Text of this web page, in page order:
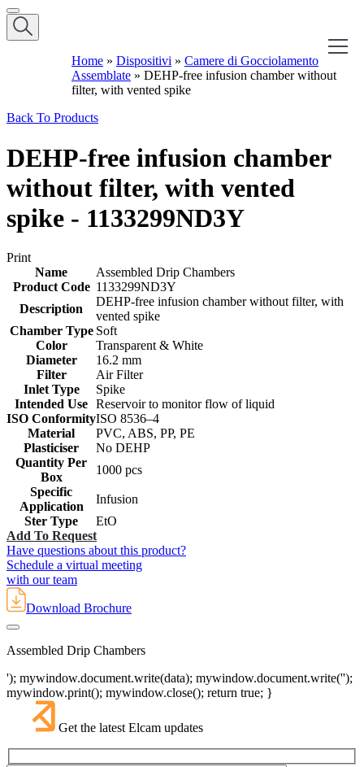
Home » Dispositivi » Camere di Gocciolamento
Assemblate » DEHP-free infusion chamber without
filter, with vented spike
Back To Products
DEHP-free infusion chamber
without filter, with vented
spike - 1133299ND3Y
Print
Name
Assembled Drip Chambers
Product Code 1133299ND3Y
Description
DEHP-free infusion chamber without filter, with
vented spike
Chamber Type Soft
Color
Transparent & White
Diameter
16.2 mm
Filter
Air Filter
Inlet Type
Spike
Intended Use Reservoir to monitor flow of liquid
ISO Conformity‎ISO 8536–4
Material
PVC, ABS, PP, PE
Plasticiser
No DEHP
Quantity Per
Box
1000 pcs
Specific
Application
Infusion
Ster Type
EtO
Add To Request
Have questions about this product?
Schedule a virtual meeting
with our team
Download Brochure
Assembled Drip Chambers
'); mywindow.document.write(data); mywindow.document.write('');
mywindow.print(); mywindow.close(); return true; }
Get the latest Elcam updates